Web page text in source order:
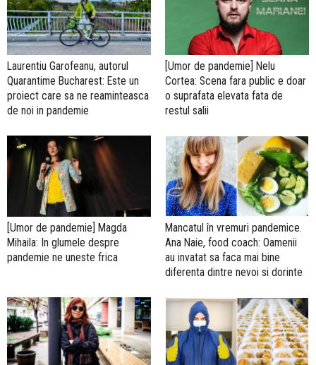
Laurentiu Garofeanu, autorul
Quarantime Bucharest: Este un
proiect care sa ne reaminteasca
de noi in pandemie
[Umor de pandemie] Nelu
Cortea: Scena fara public e doar
o suprafata elevata fata de
restul salii
[Umor de pandemie] Magda
Mihaila: In glumele despre
pandemie ne uneste frica
Mancatul în vremuri pandemice.
Ana Naie, food coach: Oamenii
au invatat sa faca mai bine
diferenta dintre nevoi si dorinte